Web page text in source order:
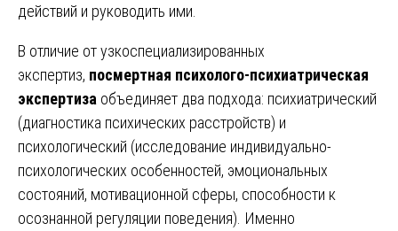
действий и руководить ими.
В отличие от узкоспециализированных
экспертиз, посмертная психолого-психиатрическая
экспертиза объединяет два подхода: психиатрический
(диагностика психических расстройств) и
психологический (исследование индивидуально-
психологических особенностей, эмоциональных
состояний, мотивационной сферы, способности к
осознанной регуляции поведения). Именно